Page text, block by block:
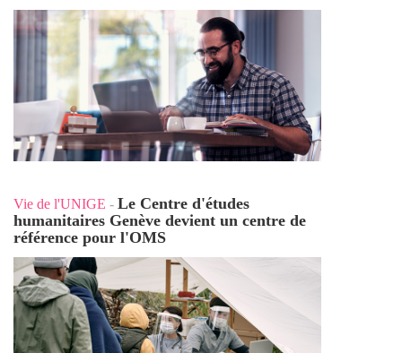
Vie de l'UNIGE - Le Centre d'études
humanitaires Genève devient un centre de
référence pour l'OMS